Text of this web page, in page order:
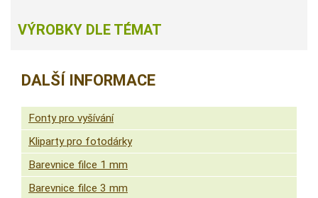
VÝROBKY DLE TÉMAT
DALŠÍ INFORMACE
Fonty pro vyšívání
Kliparty pro fotodárky
Barevnice filce 1 mm
Barevnice filce 3 mm